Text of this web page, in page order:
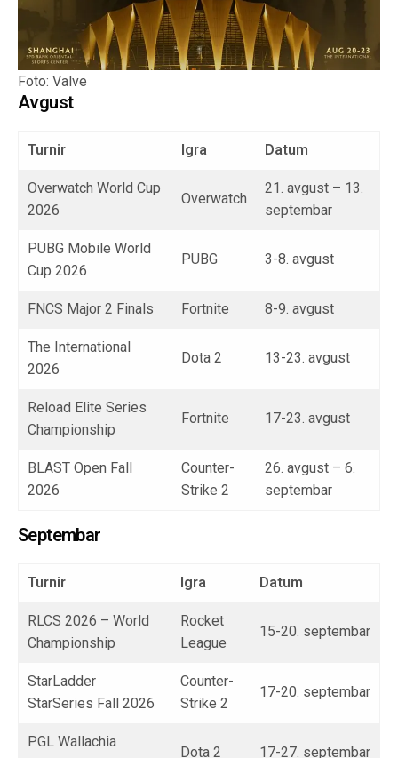
Foto: Valve
Avgust
Turnir Igra Datum
Overwatch World Cup
2026
Overwatch
21. avgust – 13.
septembar
PUBG Mobile World
Cup 2026
PUBG 3-8. avgust
FNCS Major 2 Finals Fortnite 8-9. avgust
The International
2026
Dota 2 13-23. avgust
Reload Elite Series
Championship
Fortnite 17-23. avgust
BLAST Open Fall
2026
Counter-
Strike 2
26. avgust – 6.
septembar
Septembar
Turnir Igra Datum
RLCS 2026 – World
Championship
Rocket
League
15-20. septembar
StarLadder
StarSeries Fall 2026
Counter-
Strike 2
17-20. septembar
PGL Wallachia
Dota 2 17-27. septembar